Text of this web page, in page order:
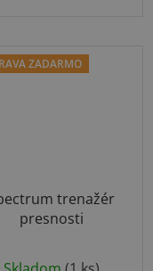
ZADARMO
trenažér
presnosti